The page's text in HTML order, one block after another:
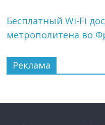
Бесплатный Wi-Fi
метрополитена во
Реклама